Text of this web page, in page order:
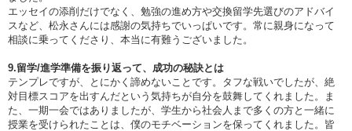
エッセイの添削だけでなく、勉強の進め方や交換留学先選びのアドバイ
スなど、松永さんには感謝の気持ちでいっぱいです。常に親身になって
相談に乗ってくださり、本当に有難うございました。
9.留学/進学準備を振り返って、成功の秘訣とは
テンプレですが、とにかく諦めないことです。タフな戦いでしたが、絶
対目標スコアを出すんだという気持ちが自分を鼓舞してくれました。ま
た、一期一会ではありましたが、学生から社会人まで多くの方と一緒に
授業を受けられたことは、僕のモチベーションを保ってくれました。皆